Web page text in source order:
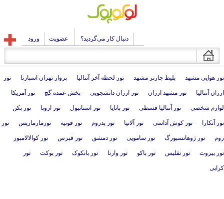
دنبال کار می‌گردید؟ عضویت ورود
تور هوایی مشهد بلیط چارتر مشهد تور لحظه آخر آنتالیا پرواز تهران اسپارتا تور
ارزان آنتالیا تور مشهد ارزان تور ارزان دانشجویی پخش عمده گچ تور آمریکا
لوازم شخصی تور آنتالیا قسطی تور پاتایا تور استانبول تور اروپا تور پکن
تور آنکارا تور کوش آداسی تور آلانیا تور بدروم تور قونیه تورمارماریس تور
روم تور ژوهانسبورگ تور سامویی تور دمشق تور قبرس تور کوالالامپور
تور بیروت تور تفلیس تور باکو تور وارنا تور بانکوک تور پوکت تور
کرابی